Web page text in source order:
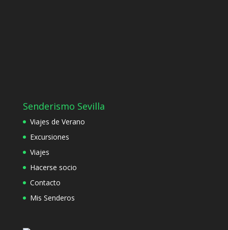
Senderismo Sevilla
Viajes de Verano
Excursiones
Viajes
Hacerse socio
Contacto
Mis Senderos